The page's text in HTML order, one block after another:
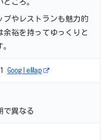
ころ。
プやレストランも魅力的
余裕を持ってゆっくりと
GoogleMap
で異なる